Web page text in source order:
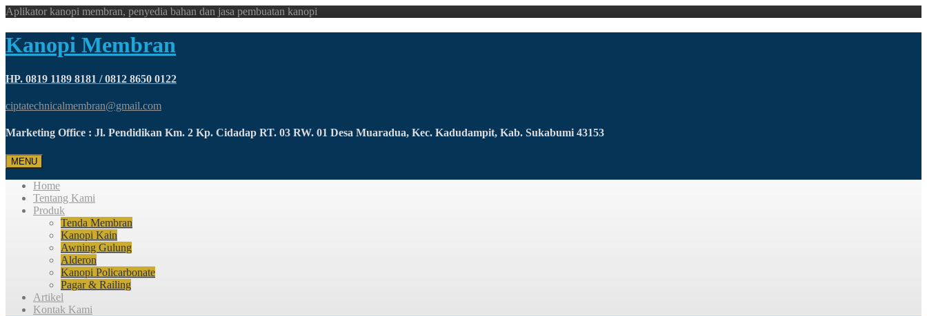
Aplikator kanopi membran, penyedia bahan dan jasa pembuatan kanopi
Kanopi Membran
HP. 0819 1189 8181 / 0812 8650 0122
ciptatechnicalmembran@gmail.com
Marketing Office : Jl. Pendidikan Km. 2 Kp. Cidadap RT. 03 RW. 01 Desa Muaradua, Kec. Kadudampit, Kab. Sukabumi 43153
MENU
Home
Tentang Kami
Produk
Tenda Membran
Kanopi Kain
Awning Gulung
Alderon
Kanopi Policarbonate
Pagar & Railing
Artikel
Kontak Kami